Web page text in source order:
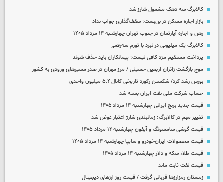
کالابرگ سه دهک مشمول شارز شد
بازار اجاره مسکن در بن‌بست؛ سقف‌گذاری جواب نداد
رهن و اجاره آپارتمان در جنوب تهران چهارشنبه ۱۴ مرداد ۱۴۰۵
کالابرگ یک میلیونی در نبرد با تورم سه‌رقمی
پرداخت مستقیم مزد کافی نیست؛ پیمانکاران باید حذف شوند
موج بازگشت زائران اربعین حسینی / مرز مهران در صدر مسیرهای ورودی به کشور
بورس رشد کرد/ شکستن رکورد تاریخی کانال ۵.۴ میلیون واحدی
حساب‌ شرکت ملی نفت ایران بسته شد
قیمت جدید برنج ایرانی چهارشنبه ۱۴ مرداد ۱۴۰۵
تغییر مهم در کالابرگ؛ زمانبندی‌ شارژ اعتبار عوض شد
قیمت گوشی سامسونگ و آیفون چهارشنبه ۱۴ مرداد ۱۴۰۵
قیمت محصولات ایران‌خودرو و سایپا چهارشنبه ۱۴ مرداد ۱۴۰۵
قیمت طلا، سکه و دلار چهارشنبه ۱۴ مرداد ۱۴۰۵
قیمت نفت ثابت ماند
زمستان رمزارزها قربانی گرفت / قیمت روز ارزهای دیجیتال